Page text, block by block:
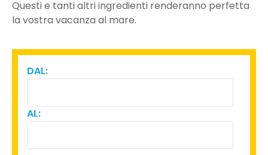
Questi e tanti altri ingredienti renderanno perfetta
la vostra vacanza al mare.
DAL:
AL: